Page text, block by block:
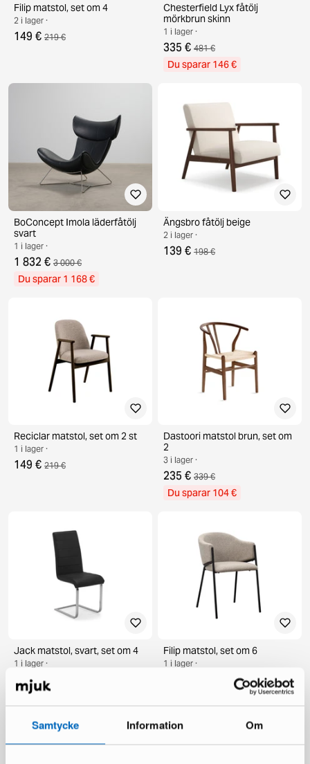
Samtycke Information Om
Filip matstol, set om 4
2 i lager ·
149 € 219 €
Chesterfield Lyx fåtölj
mörkbrun skinn
1 i lager ·
335 € 481 €
Du sparar 146 €
BoConcept Imola läderfåtölj
svart
1 i lager ·
1 832 € 3 000 €
Du sparar 1 168 €
Ängsbro fåtölj beige
2 i lager ·
139 € 198 €
Reciclar matstol, set om 2 st
1 i lager ·
149 € 219 €
Dastoori matstol brun, set om
2
3 i lager ·
235 € 339 €
Du sparar 104 €
Jack matstol, svart, set om 4
1 i lager ·
189 € 319 €
Du sparar 130 €
Filip matstol, set om 6
1 i lager ·